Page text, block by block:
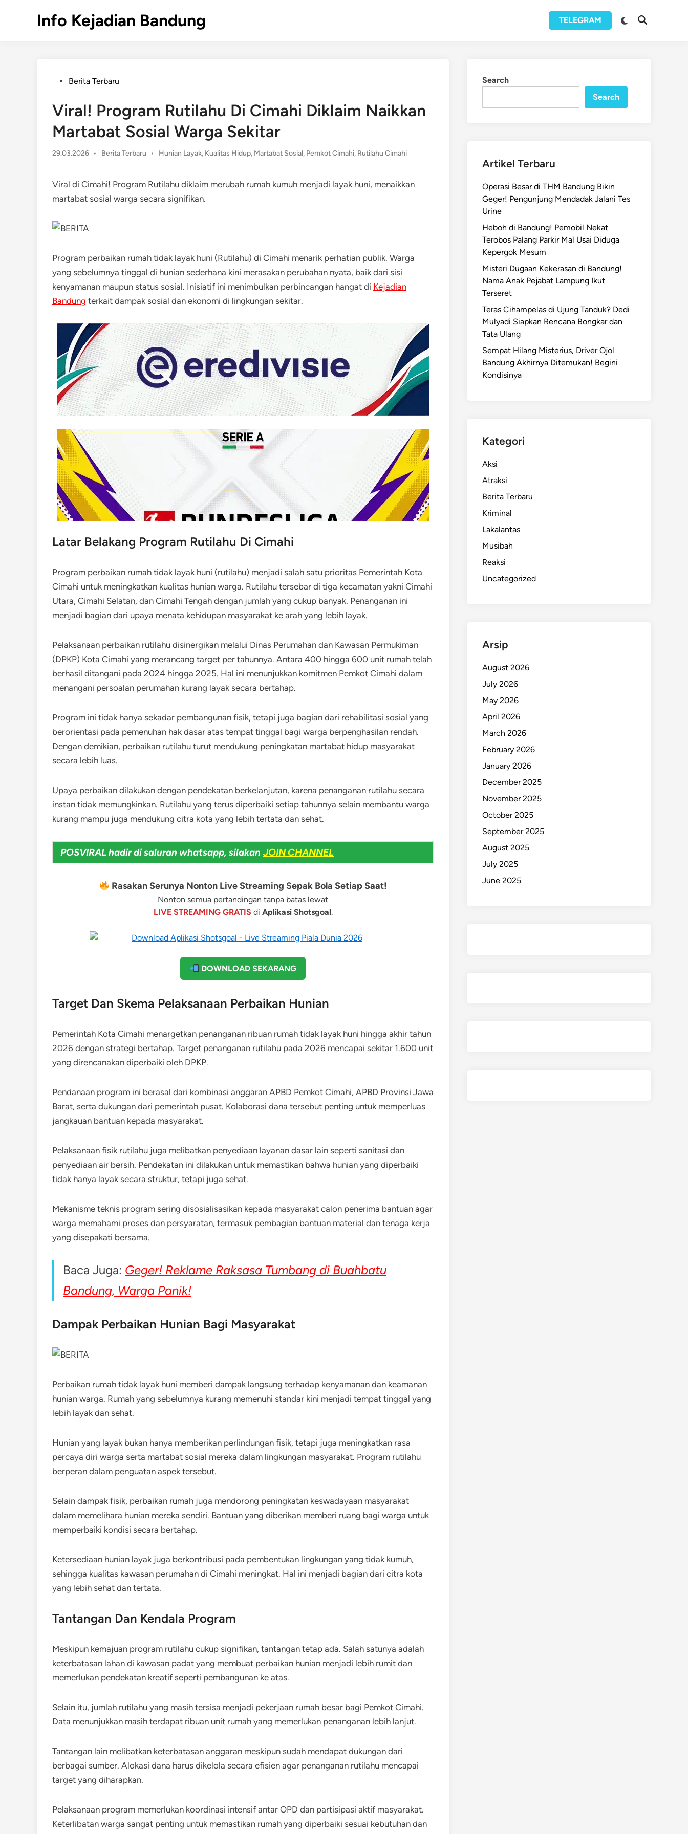
Info Kejadian Bandung TELEGRAM
Switch
Open
PostedBerita Terbaru
Viral! Program Rutilahu Di Cimahi Diklaim Naikkan
Martabat Sosial Warga Sekitar
29.03.2026 •
Posted
Berita Terbaru • Hunian Layak, Kualitas Hidup, Martabat Sosial, Pemkot Cimahi, Rutilahu Cimahi
Viral di Cimahi! Program Rutilahu diklaim merubah rumah kumuh menjadi layak huni, menaikkan
martabat sosial warga secara signifikan.
Program perbaikan rumah tidak layak huni (Rutilahu) di Cimahi menarik perhatian publik. Warga
yang sebelumnya tinggal di hunian sederhana kini merasakan perubahan nyata, baik dari sisi
kenyamanan maupun status sosial. Inisiatif ini menimbulkan perbincangan hangat di Kejadian
Bandung terkait dampak sosial dan ekonomi di lingkungan sekitar.
Latar Belakang Program Rutilahu Di Cimahi
Program perbaikan rumah tidak layak huni (rutilahu) menjadi salah satu prioritas Pemerintah Kota
Cimahi untuk meningkatkan kualitas hunian warga. Rutilahu tersebar di tiga kecamatan yakni Cimahi
Utara, Cimahi Selatan, dan Cimahi Tengah dengan jumlah yang cukup banyak. Penanganan ini
menjadi bagian dari upaya menata kehidupan masyarakat ke arah yang lebih layak.
Pelaksanaan perbaikan rutilahu disinergikan melalui Dinas Perumahan dan Kawasan Permukiman
(DPKP) Kota Cimahi yang merancang target per tahunnya. Antara 400 hingga 600 unit rumah telah
berhasil ditangani pada 2024 hingga 2025. Hal ini menunjukkan komitmen Pemkot Cimahi dalam
menangani persoalan perumahan kurang layak secara bertahap.
Program ini tidak hanya sekadar pembangunan fisik, tetapi juga bagian dari rehabilitasi sosial yang
berorientasi pada pemenuhan hak dasar atas tempat tinggal bagi warga berpenghasilan rendah.
Dengan demikian, perbaikan rutilahu turut mendukung peningkatan martabat hidup masyarakat
secara lebih luas.
Upaya perbaikan dilakukan dengan pendekatan berkelanjutan, karena penanganan rutilahu secara
instan tidak memungkinkan. Rutilahu yang terus diperbaiki setiap tahunnya selain membantu warga
kurang mampu juga mendukung citra kota yang lebih tertata dan sehat.
POSVIRAL hadir di saluran whatsapp, silakan JOIN CHANNEL
Rasakan Serunya Nonton Live Streaming Sepak Bola Setiap Saat!
Nonton semua pertandingan tanpa batas lewat
LIVE STREAMING GRATIS di Aplikasi Shotsgoal.
DOWNLOAD SEKARANG
Target Dan Skema Pelaksanaan Perbaikan Hunian
Pemerintah Kota Cimahi menargetkan penanganan ribuan rumah tidak layak huni hingga akhir tahun
2026 dengan strategi bertahap. Target penanganan rutilahu pada 2026 mencapai sekitar 1.600 unit
yang direncanakan diperbaiki oleh DPKP.
Pendanaan program ini berasal dari kombinasi anggaran APBD Pemkot Cimahi, APBD Provinsi Jawa
Barat, serta dukungan dari pemerintah pusat. Kolaborasi dana tersebut penting untuk memperluas
jangkauan bantuan kepada masyarakat.
Pelaksanaan fisik rutilahu juga melibatkan penyediaan layanan dasar lain seperti sanitasi dan
penyediaan air bersih. Pendekatan ini dilakukan untuk memastikan bahwa hunian yang diperbaiki
tidak hanya layak secara struktur, tetapi juga sehat.
Mekanisme teknis program sering disosialisasikan kepada masyarakat calon penerima bantuan agar
warga memahami proses dan persyaratan, termasuk pembagian bantuan material dan tenaga kerja
yang disepakati bersama.
Baca Juga: Geger! Reklame Raksasa Tumbang di Buahbatu
Bandung, Warga Panik!
Dampak Perbaikan Hunian Bagi Masyarakat
Perbaikan rumah tidak layak huni memberi dampak langsung terhadap kenyamanan dan keamanan
hunian warga. Rumah yang sebelumnya kurang memenuhi standar kini menjadi tempat tinggal yang
lebih layak dan sehat.
Hunian yang layak bukan hanya memberikan perlindungan fisik, tetapi juga meningkatkan rasa
percaya diri warga serta martabat sosial mereka dalam lingkungan masyarakat. Program rutilahu
berperan dalam penguatan aspek tersebut.
Selain dampak fisik, perbaikan rumah juga mendorong peningkatan keswadayaan masyarakat
dalam memelihara hunian mereka sendiri. Bantuan yang diberikan memberi ruang bagi warga untuk
memperbaiki kondisi secara bertahap.
Ketersediaan hunian layak juga berkontribusi pada pembentukan lingkungan yang tidak kumuh,
sehingga kualitas kawasan perumahan di Cimahi meningkat. Hal ini menjadi bagian dari citra kota
yang lebih sehat dan tertata.
Tantangan Dan Kendala Program
Meskipun kemajuan program rutilahu cukup signifikan, tantangan tetap ada. Salah satunya adalah
keterbatasan lahan di kawasan padat yang membuat perbaikan hunian menjadi lebih rumit dan
memerlukan pendekatan kreatif seperti pembangunan ke atas.
Selain itu, jumlah rutilahu yang masih tersisa menjadi pekerjaan rumah besar bagi Pemkot Cimahi.
Data menunjukkan masih terdapat ribuan unit rumah yang memerlukan penanganan lebih lanjut.
Tantangan lain melibatkan keterbatasan anggaran meskipun sudah mendapat dukungan dari
berbagai sumber. Alokasi dana harus dikelola secara efisien agar penanganan rutilahu mencapai
target yang diharapkan.
Pelaksanaan program memerlukan koordinasi intensif antar OPD dan partisipasi aktif masyarakat.
Keterlibatan warga sangat penting untuk memastikan rumah yang diperbaiki sesuai kebutuhan dan
Search
Search
Artikel Terbaru
Operasi Besar di THM Bandung Bikin
Geger! Pengunjung Mendadak Jalani Tes
Urine
Heboh di Bandung! Pemobil Nekat
Terobos Palang Parkir Mal Usai Diduga
Kepergok Mesum
Misteri Dugaan Kekerasan di Bandung!
Nama Anak Pejabat Lampung Ikut
Terseret
Teras Cihampelas di Ujung Tanduk? Dedi
Mulyadi Siapkan Rencana Bongkar dan
Tata Ulang
Sempat Hilang Misterius, Driver Ojol
Bandung Akhirnya Ditemukan! Begini
Kondisinya
Kategori
Aksi
Atraksi
Berita Terbaru
Kriminal
Lakalantas
Musibah
Reaksi
Uncategorized
Arsip
August 2026
July 2026
May 2026
April 2026
March 2026
February 2026
January 2026
December 2025
November 2025
October 2025
September 2025
August 2025
July 2025
June 2025